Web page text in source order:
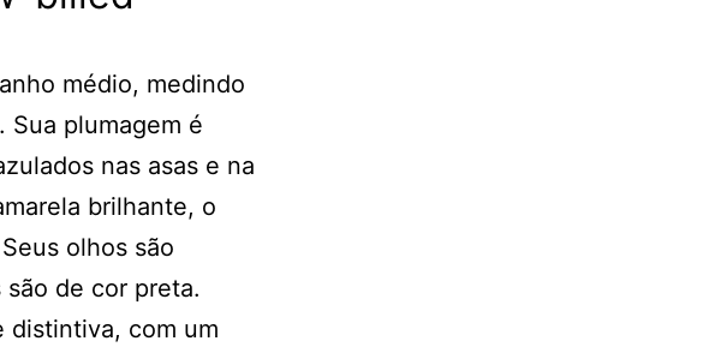
médio, medindo
plumagem é
nas asas e na
brilhante, o
olhos são
de cor preta.
distintiva, com um